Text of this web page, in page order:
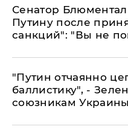
Сенатор
Путину после
санкций": "Вы не
"Путин отчаянно
баллистику", -
союзникам Украины